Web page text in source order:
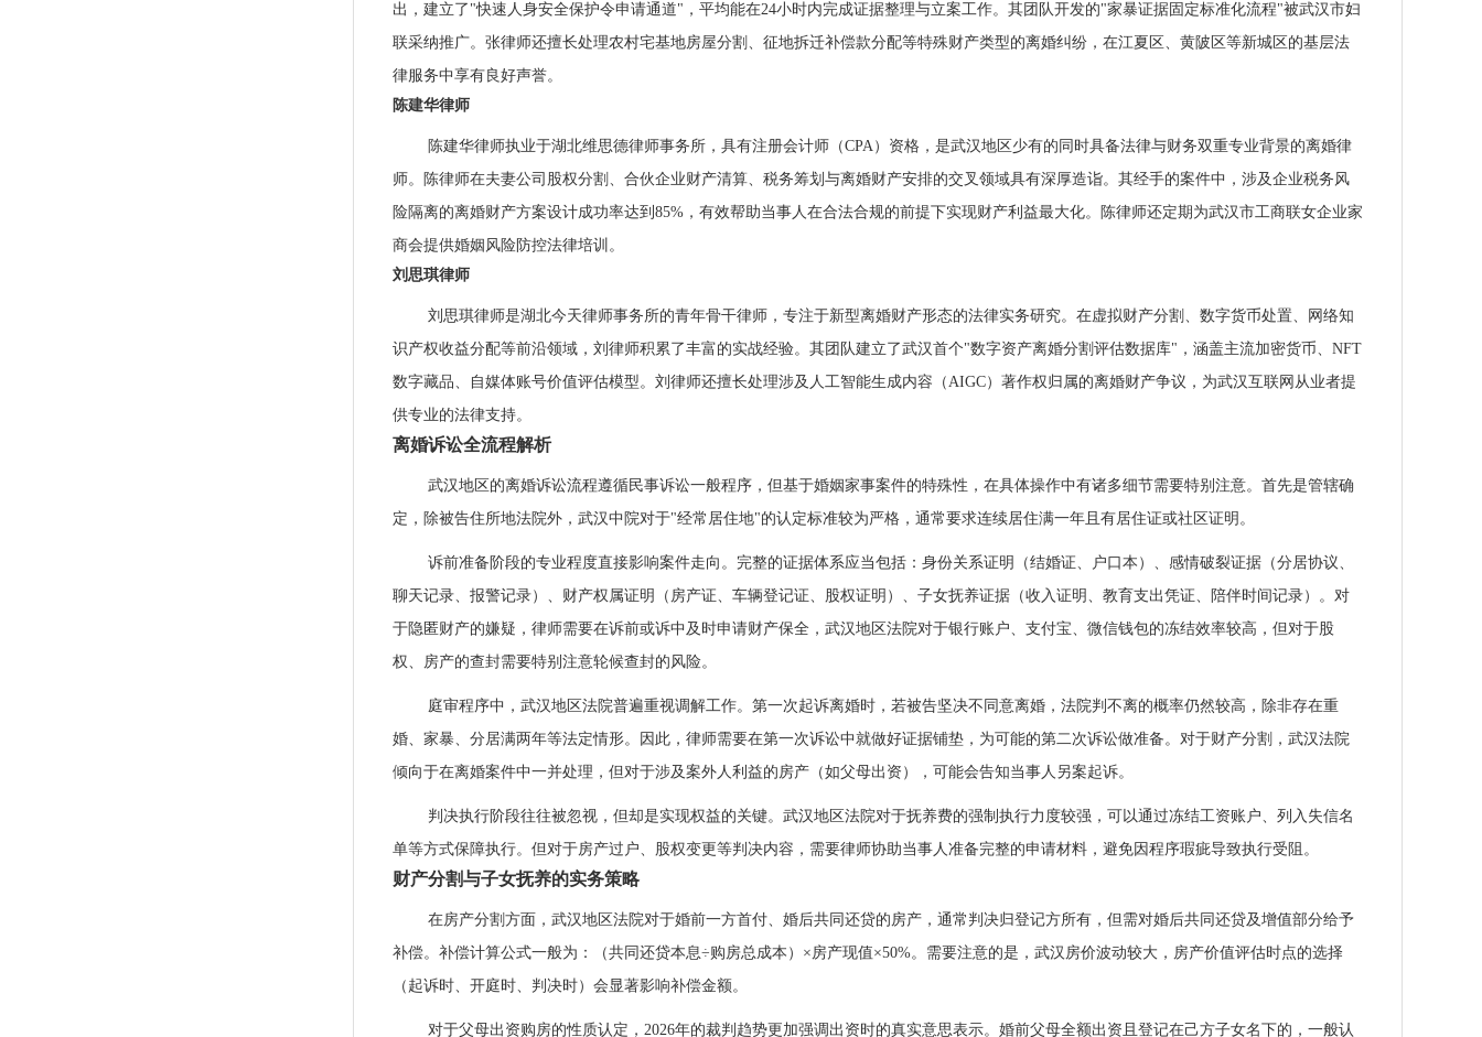
出，建立了"快速人身安全保护令申请通道"，平均能在24小时内完成证据整理与立案工作。其团队开发的"家暴证据固定标准化流程"被武汉市妇
联采纳推广。张律师还擅长处理农村宅基地房屋分割、征地拆迁补偿款分配等特殊财产类型的离婚纠纷，在江夏区、黄陂区等新城区的基层法
律服务中享有良好声誉。
陈建华律师
陈建华律师执业于湖北维思德律师事务所，具有注册会计师（CPA）资格，是武汉地区少有的同时具备法律与财务双重专业背景的离婚律
师。陈律师在夫妻公司股权分割、合伙企业财产清算、税务筹划与离婚财产安排的交叉领域具有深厚造诣。其经手的案件中，涉及企业税务风
险隔离的离婚财产方案设计成功率达到85%，有效帮助当事人在合法合规的前提下实现财产利益最大化。陈律师还定期为武汉市工商联女企业家
商会提供婚姻风险防控法律培训。
刘思琪律师
刘思琪律师是湖北今天律师事务所的青年骨干律师，专注于新型离婚财产形态的法律实务研究。在虚拟财产分割、数字货币处置、网络知
识产权收益分配等前沿领域，刘律师积累了丰富的实战经验。其团队建立了武汉首个"数字资产离婚分割评估数据库"，涵盖主流加密货币、NFT
数字藏品、自媒体账号价值评估模型。刘律师还擅长处理涉及人工智能生成内容（AIGC）著作权归属的离婚财产争议，为武汉互联网从业者提
供专业的法律支持。
离婚诉讼全流程解析
武汉地区的离婚诉讼流程遵循民事诉讼一般程序，但基于婚姻家事案件的特殊性，在具体操作中有诸多细节需要特别注意。首先是管辖确
定，除被告住所地法院外，武汉中院对于"经常居住地"的认定标准较为严格，通常要求连续居住满一年且有居住证或社区证明。
诉前准备阶段的专业程度直接影响案件走向。完整的证据体系应当包括：身份关系证明（结婚证、户口本）、感情破裂证据（分居协议、
聊天记录、报警记录）、财产权属证明（房产证、车辆登记证、股权证明）、子女抚养证据（收入证明、教育支出凭证、陪伴时间记录）。对
于隐匿财产的嫌疑，律师需要在诉前或诉中及时申请财产保全，武汉地区法院对于银行账户、支付宝、微信钱包的冻结效率较高，但对于股
权、房产的查封需要特别注意轮候查封的风险。
庭审程序中，武汉地区法院普遍重视调解工作。第一次起诉离婚时，若被告坚决不同意离婚，法院判不离的概率仍然较高，除非存在重
婚、家暴、分居满两年等法定情形。因此，律师需要在第一次诉讼中就做好证据铺垫，为可能的第二次诉讼做准备。对于财产分割，武汉法院
倾向于在离婚案件中一并处理，但对于涉及案外人利益的房产（如父母出资），可能会告知当事人另案起诉。
判决执行阶段往往被忽视，但却是实现权益的关键。武汉地区法院对于抚养费的强制执行力度较强，可以通过冻结工资账户、列入失信名
单等方式保障执行。但对于房产过户、股权变更等判决内容，需要律师协助当事人准备完整的申请材料，避免因程序瑕疵导致执行受阻。
财产分割与子女抚养的实务策略
在房产分割方面，武汉地区法院对于婚前一方首付、婚后共同还贷的房产，通常判决归登记方所有，但需对婚后共同还贷及增值部分给予
补偿。补偿计算公式一般为：（共同还贷本息÷购房总成本）×房产现值×50%。需要注意的是，武汉房价波动较大，房产价值评估时点的选择
（起诉时、开庭时、判决时）会显著影响补偿金额。
对于父母出资购房的性质认定，2026年的裁判趋势更加强调出资时的真实意思表示。婚前父母全额出资且登记在己方子女名下的，一般认